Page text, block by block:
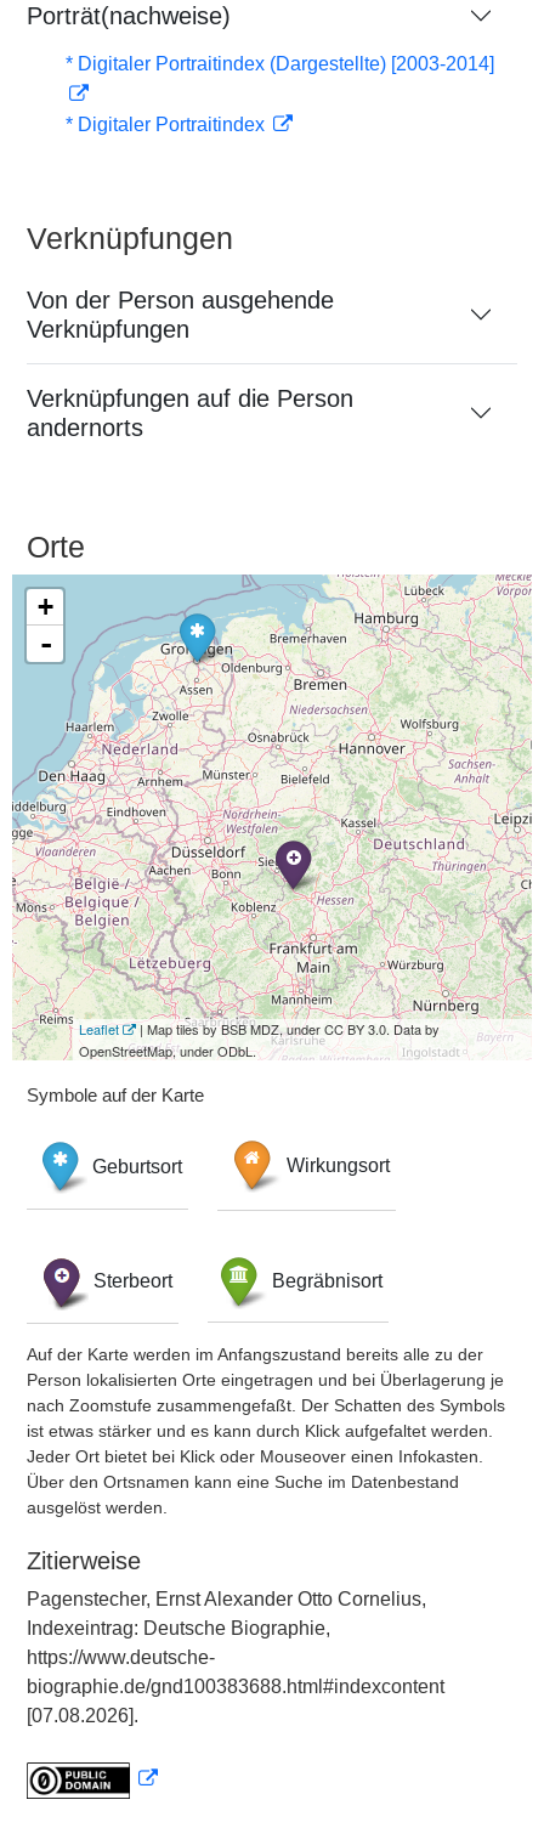
Porträt(nachweise)
* Digitaler Portraitindex (Dargestellte) [2003-2014]
* Digitaler Portraitindex
Verknüpfungen
Von der Person ausgehende
Verknüpfungen
Verknüpfungen auf die Person
andernorts
Orte
+
-
Leaflet
| Map tiles by BSB MDZ, under CC BY 3.0. Data by
OpenStreetMap, under ODbL.
Symbole auf der Karte
Geburtsort Wirkungsort
Sterbeort Begräbnisort
Auf der Karte werden im Anfangszustand bereits alle zu der
Person lokalisierten Orte eingetragen und bei Überlagerung je
nach Zoomstufe zusammengefaßt. Der Schatten des Symbols
ist etwas stärker und es kann durch Klick aufgefaltet werden.
Jeder Ort bietet bei Klick oder Mouseover einen Infokasten.
Über den Ortsnamen kann eine Suche im Datenbestand
ausgelöst werden.
Zitierweise
Pagenstecher, Ernst Alexander Otto Cornelius,
Indexeintrag: Deutsche Biographie,
https://www.deutsche-
biographie.de/gnd100383688.html#indexcontent
[07.08.2026].